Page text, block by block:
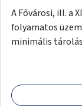
A Fővárosi, ill. a
folyamatos
minimális
aluljáróról... A
faléc keret